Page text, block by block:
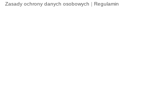
Zasady ochrony danych osobowych | Regulamin